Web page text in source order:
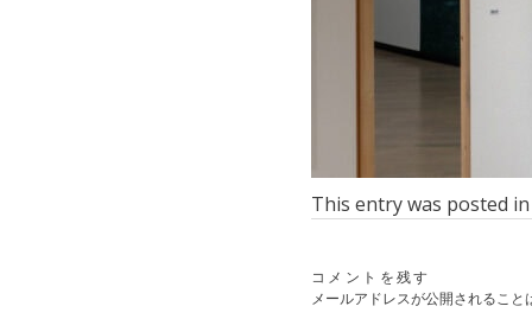
This entry was posted
コメントを残す
メールアドレスが公開されること